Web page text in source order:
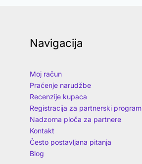
Navigacija
Moj račun
Praćenje narudžbe
Recenzije kupaca
Registracija za partnerski program
Nadzorna ploča za partnere
Kontakt
Često postavljana pitanja
Blog